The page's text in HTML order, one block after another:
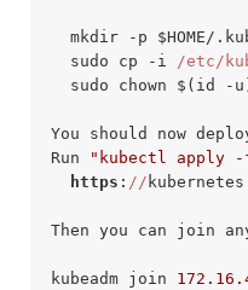
mkdir -p $HOME/
  sudo cp -i
/etc/
sudo chown $(id -
You should now
Run
"kubectl apply -
https : //
Then you can join
kubeadm join 172.16